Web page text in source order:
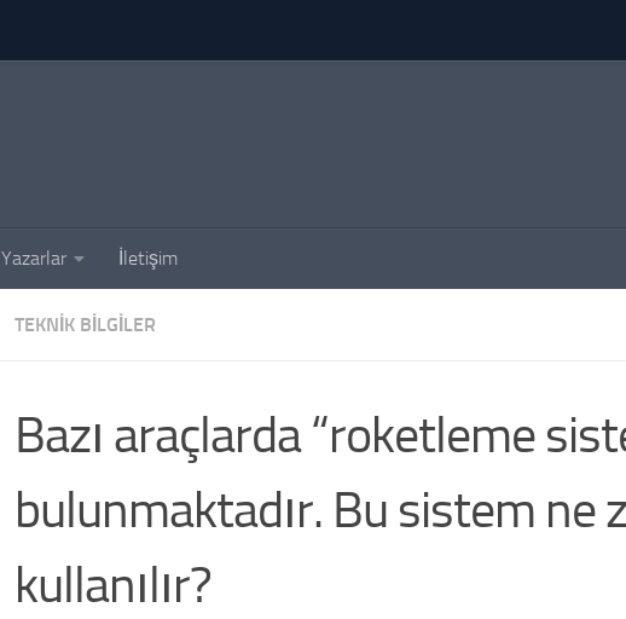
Yazarlar İletişim
TEKNIK BILGILER
Bazı araçlarda “roketleme
bulunmaktadır. Bu sistem ne
kullanılır?